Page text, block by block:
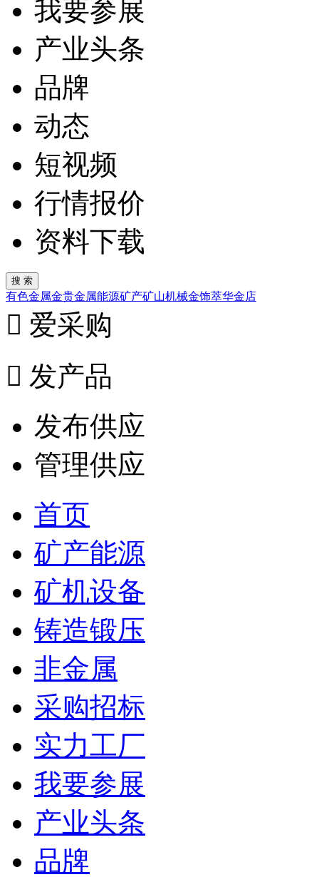
我要参展
产业头条
品牌
动态
短视频
行情报价
资料下载
有色金属金贵金属能源矿产矿山机械金饰萃华金店
 爱采购
 发产品
发布供应
管理供应
首页
矿产能源
矿机设备
铸造锻压
非金属
采购招标
实力工厂
我要参展
产业头条
品牌